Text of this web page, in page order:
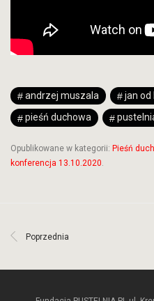
andrzej muszala
jan od
pieśń duchowa
Opublikowane w kategorii: Pieśń
konferencja 13.10.2020
Poprzednia